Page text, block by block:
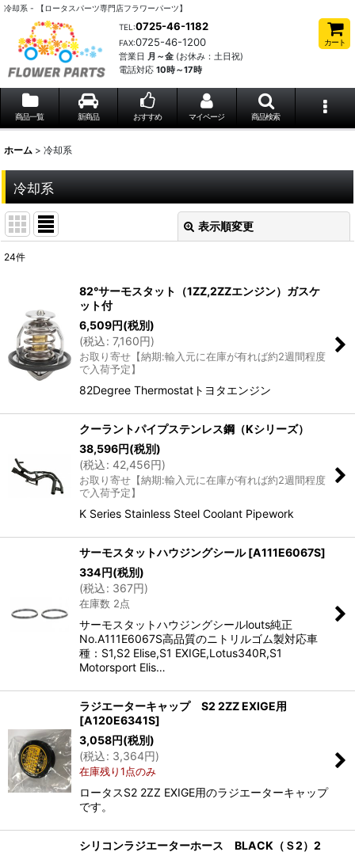
冷却系 - 【ロータスパーツ専門店フラワーパーツ】
TEL:0725-46-1182
FAX:0725-46-1200
営業日 月～金 (お休み：土日祝)
電話対応 10時～17時
カート
商品一覧 新商品 おすすめ マイページ 商品検索
ホーム > 冷却系
冷却系
表示順変更
並び順:
絞り込む
24件
82°サーモスタット（1ZZ,2ZZエンジン）ガスケ
ット付
6,509円(税別)
(税込: 7,160円)
お取り寄せ【納期:輸入元に在庫が有れば約2週間程度
で入荷予定】
82Degree Thermostatトヨタエンジン
クーラントパイプステンレス鋼（Kシリーズ）
38,596円(税別)
(税込: 42,456円)
お取り寄せ【納期:輸入元に在庫が有れば約2週間程度
で入荷予定】
K Series Stainless Steel Coolant Pipework
サーモスタットハウジングシール [A111E6067S]
334円(税別)
(税込: 367円)
在庫数 2点
サーモスタットハウジングシールlouts純正
No.A111E6067S高品質のニトリルゴム製対応車
種：S1,S2 Elise,S1 EXIGE,Lotus340R,S1
Motorsport Elis…
ラジエーターキャップ S2 2ZZ EXIGE用
[A120E6341S]
3,058円(税別)
(税込: 3,364円)
在庫残り1点のみ
ロータスS2 2ZZ EXIGE用のラジエーターキャップ
です。
シリコンラジエーターホース BLACK（Ｓ2）2